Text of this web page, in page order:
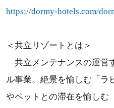
https://dormy-hotels.com/
＜共立リゾートとは＞
共立メンテナンスの運営
ル事業。絶景を愉しむ「ラ
やペットとの滞在を愉しむ